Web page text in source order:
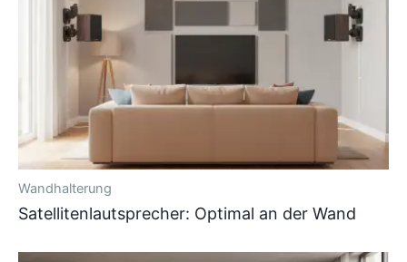
Wandhalterung
Satellitenlautsprecher: Optimal an der Wand